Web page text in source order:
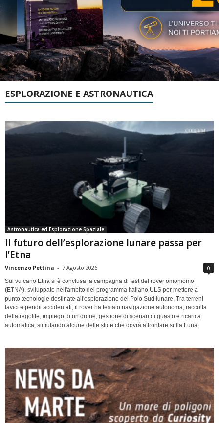
ESPLORAZIONE E ASTRONAUTICA
Astronautica ed Esplorazione Spaziale
Il futuro dell’esplorazione lunare passa per
l’Etna
Vincenzo Pettina - 7 Agosto 2026 0
Sul vulcano Etna si è conclusa la campagna di test del rover omoniomo
(ETNA), sviluppato nell'ambito del programma italiano ULS per mettere a
punto tecnologie destinate all'esplorazione del Polo Sud lunare. Tra terreni
lavici e pendii accidentati, il rover ha testato navigazione autonoma, raccolta
della regolite, impiego di un drone, gestione di scenari di guasto e ricarica
automatica, simulando alcune delle sfide che dovrà affrontare sulla Luna